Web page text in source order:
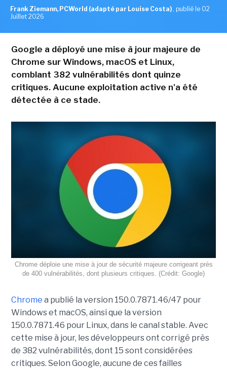
Frank Ziemann, PCWorld (adapté par Louise Costa) , publié le 02
Juillet 2026
Google a déployé une mise à jour majeure de
Chrome sur Windows, macOS et Linux,
comblant 382 vulnérabilités dont quinze
critiques. Aucune exploitation active n'a été
détectée à ce stade.
Chrome déploie une mise à jour de sécurité majeure corrigeant près
de 400 vulnérabilités, dont plusieurs critiques. (Crédit: Google)
Chrome a publié la version 150.0.7871.46/47 pour
Windows et macOS, ainsi que la version
150.0.7871.46 pour Linux, dans le canal stable. Avec
cette mise à jour, les développeurs ont corrigé près
de 382 vulnérabilités, dont 15 sont considérées
critiques. Selon Google, aucune de ces failles